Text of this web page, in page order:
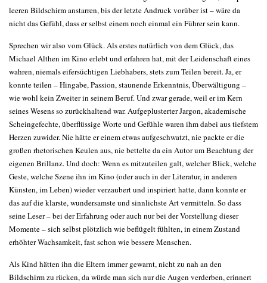
leeren Bildschirm anstarren, bis der letzte Andruck vorüber ist – wäre da
nicht das Gefühl, dass er selbst einem noch einmal ein Führer sein kann.
Sprechen wir also vom Glück. Als erstes natürlich von dem Glück, das
Michael Althen im Kino erlebt und erfahren hat, mit der Leidenschaft eines
wahren, niemals eifersüchtigen Liebhabers, stets zum Teilen bereit. Ja, er
konnte teilen – Hingabe, Passion, staunende Erkenntnis, Überwältigung –
wie wohl kein Zweiter in seinem Beruf. Und zwar gerade, weil er im Kern
seines Wesens so zurückhaltend war. Aufgeplusterter Jargon, akademische
Scheingefechte, überflüssige Worte und Gefühle waren ihm dabei aus tiefstem
Herzen zuwider. Nie hätte er einem etwas aufgeschwatzt, nie packte er die
großen rhetorischen Keulen aus, nie bettelte da ein Autor um Beachtung der
eigenen Brillanz. Und doch: Wenn es mitzuteilen galt, welcher Blick, welche
Geste, welche Szene ihn im Kino (oder auch in der Literatur, in anderen
Künsten, im Leben) wieder verzaubert und inspiriert hatte, dann konnte er
das auf die klarste, wundersamste und sinnlichste Art vermitteln. So dass
seine Leser – bei der Erfahrung oder auch nur bei der Vorstellung dieser
Momente – sich selbst plötzlich wie beflügelt fühlten, in einem Zustand
erhöhter Wachsamkeit, fast schon wie bessere Menschen.
Als Kind hätten ihn die Eltern immer gewarnt, nicht zu nah an den
Bildschirm zu rücken, da würde man sich nur die Augen verderben, erinnert